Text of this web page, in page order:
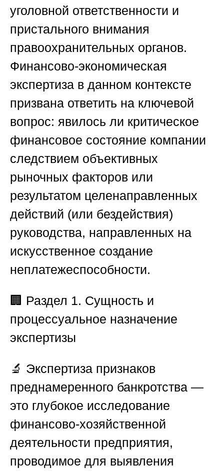
уголовной ответственности и
пристального внимания
правоохранительных органов.
Финансово-экономическая
экспертиза в данном контексте
призвана ответить на ключевой
вопрос: явилось ли критическое
финансовое состояние компании
следствием объективных
рыночных факторов или
результатом целенаправленных
действий (или бездействия)
руководства, направленных на
искусственное создание
неплатежеспособности.
🏢 Раздел 1. Сущность и
процессуальное назначение
экспертизы
🔬 Экспертиза признаков
преднамеренного банкротства —
это глубокое исследование
финансово-хозяйственной
деятельности предприятия,
проводимое для выявления